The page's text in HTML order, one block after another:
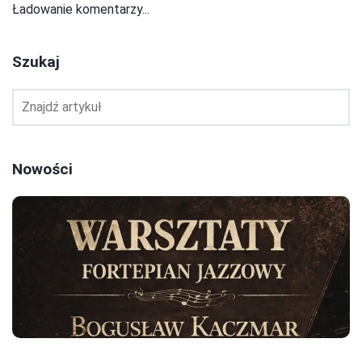
Ładowanie komentarzy...
Szukaj
Nowości